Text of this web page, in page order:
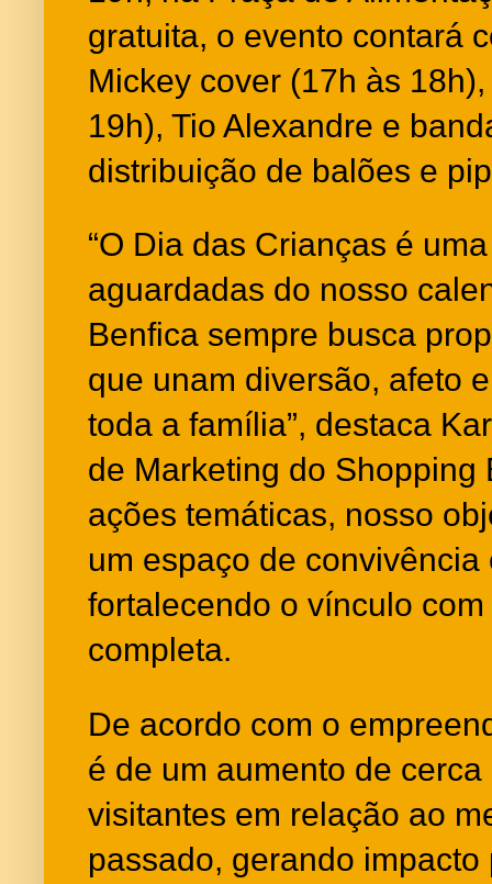
gratuita, o evento contará
Mickey cover (17h às
19h), Tio Alexandre e
distribuição de balões e
“O Dia das Crianças é
aguardadas do nosso
Benfica sempre busca
que unam diversão, afeto
toda a família”, destaca
de Marketing do Shopping
ações temáticas, nosso
um espaço de convivência
fortalecendo o vínculo com
completa.
De acordo com o
é de um aumento de
visitantes em relação ao
passado, gerando